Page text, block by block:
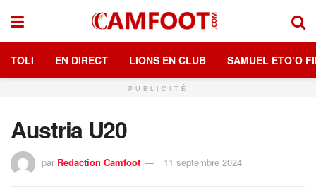
TOLI EN DIRECT LIONS EN CLUB SAMUEL ETO’O
PUBLICITÉ
Austria U20
par Redaction Camfoot 11 septembre 2024